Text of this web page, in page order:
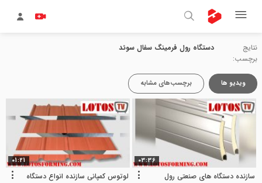
نتایج
برچسب:
دستگاه رول فرمینگ سفال سوئد
ویدیو ها برچسب‌های مشابه
03:36
سازنده دستگاه های صنعتی رول
01:21
لوتوس کمپانی سازنده انواع دستگاه